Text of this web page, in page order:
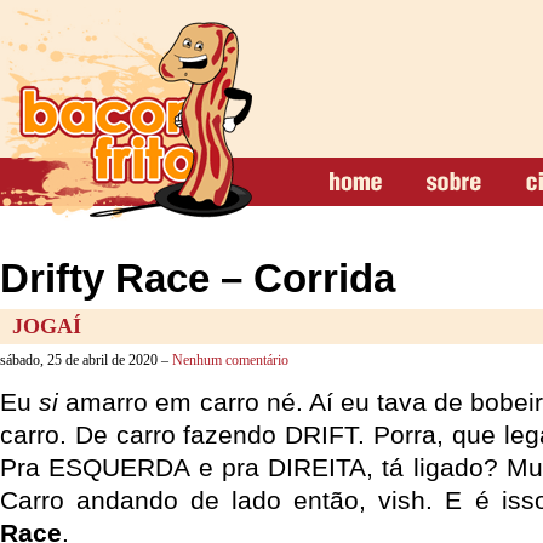
Drifty Race – Corrida
JOGAÍ
sábado, 25 de abril de 2020 – Nenhum comentário
Eusi amarro em carro né. Aí eu tava de
carro. De carro fazendo DRIFT. Porra, que
Pra ESQUERDA e pra DIREITA, tá ligado?
Carro andando de lado então, vish. E é
Race.